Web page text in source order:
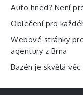
Auto hned? Není
Oblečení pro
Webové stránky
agentury z Brna
Bazén je skvělá věc